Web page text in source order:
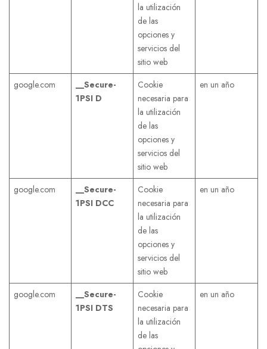
la utilización
de las
opciones y
servicios del
sitio web
google.com
__Secure-
1PSI D
Cookie
necesaria para
la utilización
de las
opciones y
servicios del
sitio web
en un año
google.com
__Secure-
1PSI DCC
Cookie
necesaria para
la utilización
de las
opciones y
servicios del
sitio web
en un año
google.com
__Secure-
1PSI DTS
Cookie
necesaria para
la utilización
de las
en un año